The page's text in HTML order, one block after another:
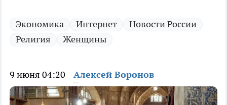
Экономика Интернет
Новости России
Религия
Женщины
9 июня 04:20 Алексей Воронов